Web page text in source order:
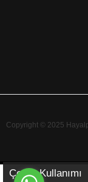
Copyright © 2025
Çerez Kullanımı